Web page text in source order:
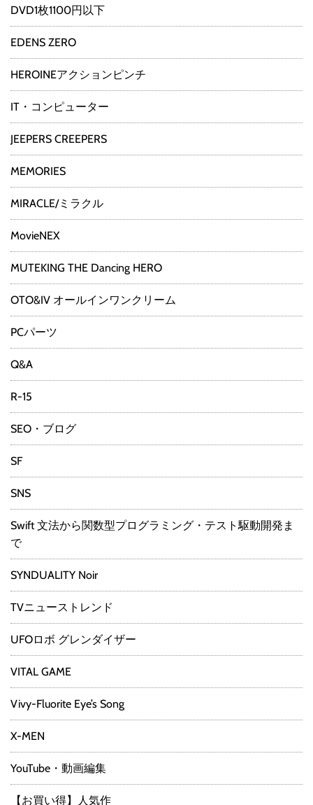
DVD1枚1100円以下
EDENS ZERO
HEROINEアクションピンチ
IT・コンピューター
JEEPERS CREEPERS
MEMORIES
MIRACLE/ミラクル
MovieNEX
MUTEKING THE Dancing HERO
OTO&IV オールインワンクリーム
PCパーツ
Q&A
R-15
SEO・ブログ
SF
SNS
Swift 文法から関数型プログラミング・テスト駆動開発ま
で
SYNDUALITY Noir
TVニューストレンド
UFOロボ グレンダイザー
VITAL GAME
Vivy-Fluorite Eye’s Song
X-MEN
YouTube・動画編集
【お買い得】人気作